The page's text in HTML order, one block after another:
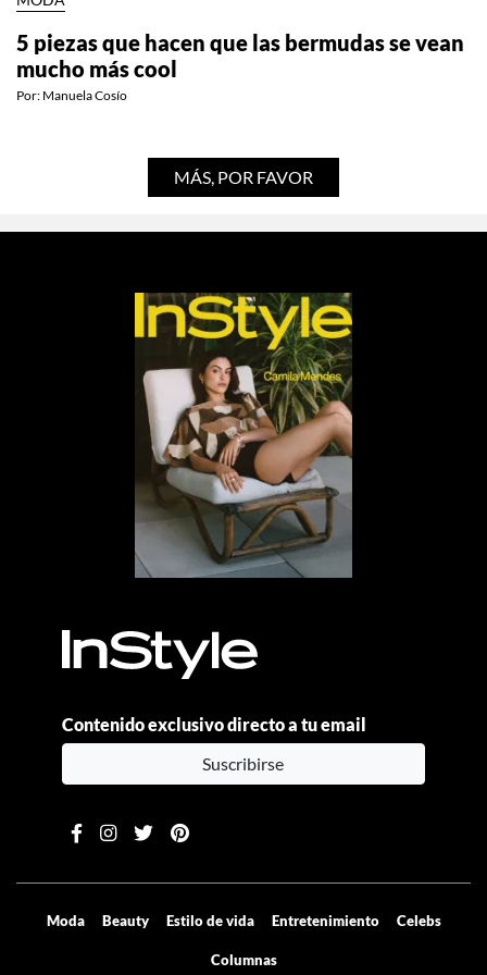
5 piezas que hacen que las bermudas se vean
mucho más cool
Por: Manuela Cosío
MÁS, POR FAVOR
Contenido exclusivo directo a tu email
Suscribirse
Moda Beauty Estilo de vida Entretenimiento Celebs
Columnas